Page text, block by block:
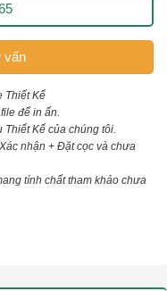
vấn
Thiết Kế
để in ấn.
Thiết Kế của chúng tôi.
nhận + Đặt cọc và chưa
tính chất tham khảo chưa